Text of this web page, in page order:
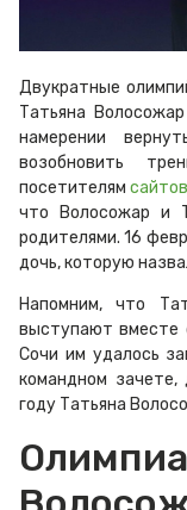
Двукратные
Татьяна
намерении
возобновить
посетителям
что Волосожар и
родителями. 16
дочь, которую
Напомним, что
выступают вместе
Сочи им удалось
командном
году Татьяна